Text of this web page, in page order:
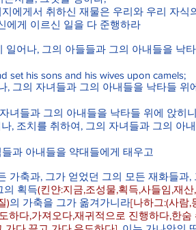
에게서 취하신 재물은 우리와 우리 자식
에게 이르신 일을 다 준행하라
일어나, 그의 아들들과 그의 아내들을 낙
set his sons and his wives upon camels;
, 그의 자녀들과 그의 아내들을 낙타들 위
녀들과 그의 아내들을 낙타들 위에 앉히
, 조치를 취하여, 그의 자녀들과 그의 아
과 아내들을 약대들에게 태우고
가축과, 그가 얻었던 그의 모든 재화들과,
의 획득(킨얀:지금,조성물,획득,사들임,재산
)의 가축을 그가 옮겨가니라[나하그:(사람,
하다,가져오다,재귀적으로 진행하다,한숨